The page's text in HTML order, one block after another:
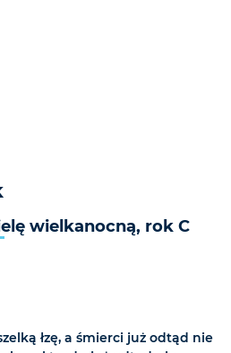
wielkanocną, rok C
łzę, a śmierci już odtąd nie